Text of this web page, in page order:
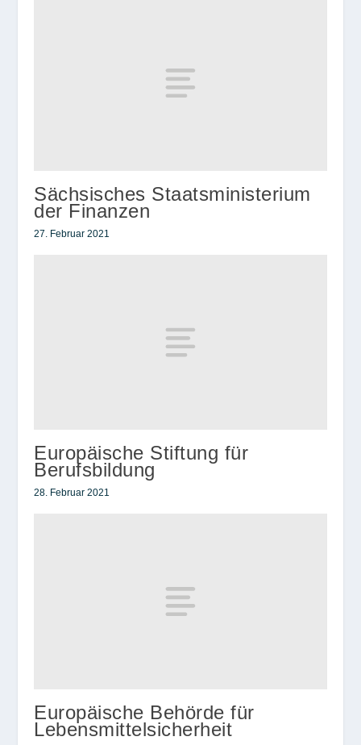
Sächsisches Staatsministerium
der Finanzen
27. Februar 2021
Europäische Stiftung für
Berufsbildung
28. Februar 2021
Europäische Behörde für
Lebensmittelsicherheit